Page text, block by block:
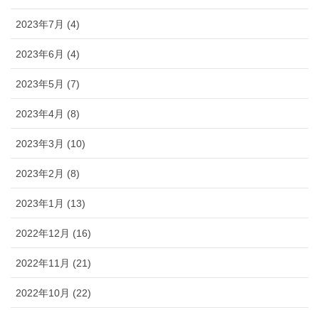
2023年7月 (4)
2023年6月 (4)
2023年5月 (7)
2023年4月 (8)
2023年3月 (10)
2023年2月 (8)
2023年1月 (13)
2022年12月 (16)
2022年11月 (21)
2022年10月 (22)